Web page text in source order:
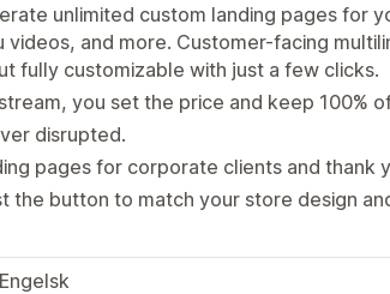
unlimited custom landing pages for
videos, and more. Customer-facing
fully customizable with just a few clicks.
you set the price and keep 100%
disrupted.
pages for corporate clients and thank
the button to match your store design
Engelsk